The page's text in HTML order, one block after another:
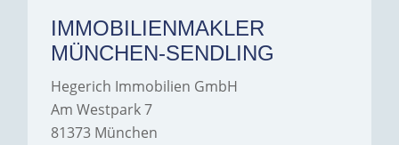
IMMOBILIENMAKLER
MÜNCHEN-SENDLING
Hegerich Immobilien GmbH
Am Westpark 7
81373 München